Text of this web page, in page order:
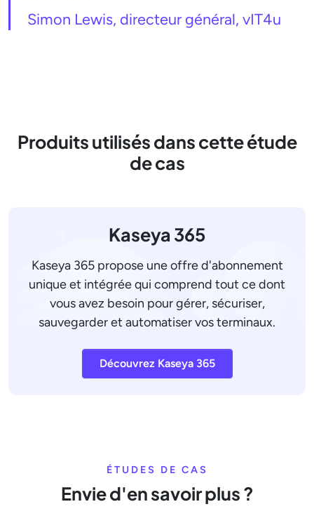
Simon Lewis, directeur général, vIT4u
Produits utilisés dans cette étude
de cas
Kaseya 365
Kaseya 365 propose une offre d'abonnement
unique et intégrée qui comprend tout ce dont
vous avez besoin pour gérer, sécuriser,
sauvegarder et automatiser vos terminaux.
Découvrez Kaseya 365
ÉTUDES DE CAS
Envie d'en savoir plus ?